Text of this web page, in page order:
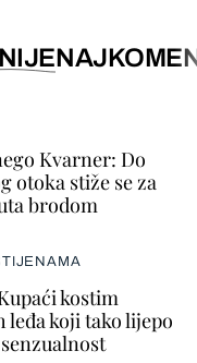
Kvarner: Do
otoka stiže se za
brodom
kostim
koji tako lijepo